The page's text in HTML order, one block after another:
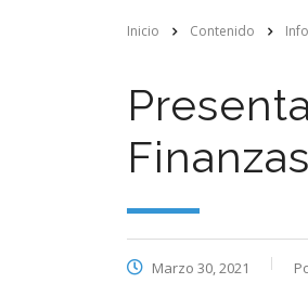
Inicio Contenido
Marzo 30, 2021